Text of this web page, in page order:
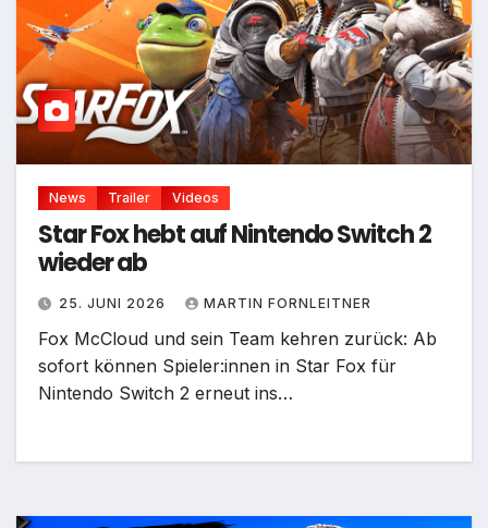
News Trailer Videos
Star Fox hebt auf Nintendo Switch 2
wieder ab
25. JUNI 2026 MARTIN FORNLEITNER
Fox McCloud und sein Team kehren zurück: Ab
sofort können Spieler:innen in Star Fox für
Nintendo Switch 2 erneut ins…